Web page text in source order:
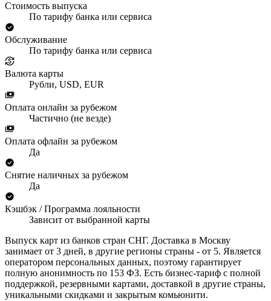
Стоимость выпуска
По тарифу банка или сервиса
Обслуживание
По тарифу банка или сервиса
Валюта карты
Рубли, USD, EUR
Оплата онлайн за рубежом
Частично (не везде)
Оплата офлайн за рубежом
Да
Снятие наличных за рубежом
Да
Кэшбэк / Программа лояльности
Зависит от выбранной карты
Выпуск карт из банков стран СНГ. Доставка в Москву
занимает от 3 дней, в другие регионы страны - от 5. Является
оператором персональных данных, поэтому гарантирует
полную анонимность по 153 ФЗ. Есть бизнес-тариф с полной
поддержкой, резервными картами, доставкой в другие страны,
уникальными скидками и закрытым комьюнити.